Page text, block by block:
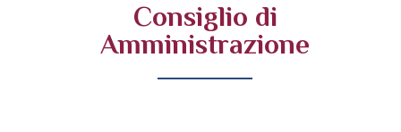
Consiglio di
Amministrazione